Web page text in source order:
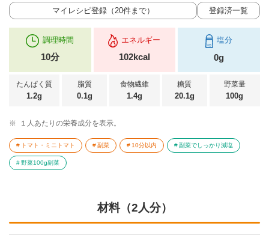
マイレシピ登録（20件まで） 登録済一覧
調理時間
10分
エネルギー
102kcal
塩分
0g
たんぱく質
1.2g
脂質
0.1g
食物繊維
1.4g
糖質
20.1g
野菜量
100g
※ １人あたりの栄養成分を表示。
トマト・ミニトマト 副菜 10分以内 副菜でしっかり減塩
野菜100g副菜
材料（2人分）